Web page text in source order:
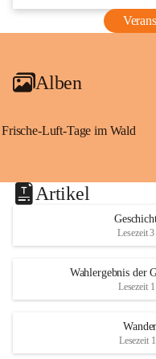
Alben
Frische-Luft-Tage im Wald
Artikel
Lesezeit
Wahlergebnis der
Lesezeit
Lesezeit